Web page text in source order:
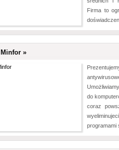
Firma to
Minfor »
do
coraz
programami